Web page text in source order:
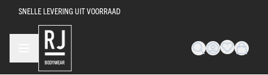
Ga naar de inhoud
SNELLE LEVERING UIT VOORRAAD